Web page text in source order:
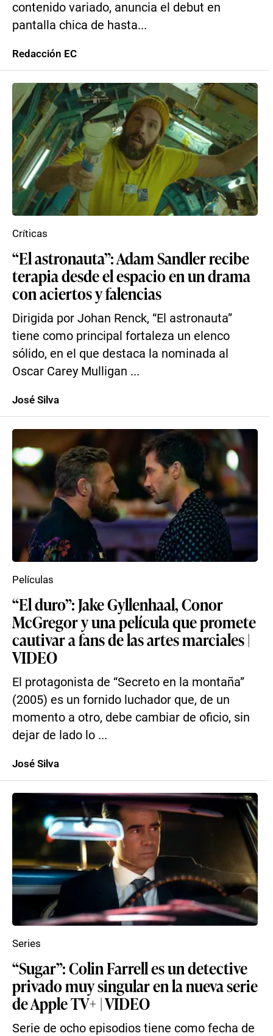
contenido variado, anuncia el debut en
pantalla chica de hasta...
Redacción EC
“El astronauta”: Adam Sandler recibe
terapia desde el espacio en un drama
con aciertos y falencias
Dirigida por Johan Renck, “El astronauta”
tiene como principal fortaleza un elenco
sólido, en el que destaca la nominada al
Oscar Carey Mulligan ...
Críticas
José Silva
“El duro”: Jake Gyllenhaal, Conor
McGregor y una película que promete
cautivar a fans de las artes marciales |
VIDEO
El protagonista de “Secreto en la montaña”
(2005) es un fornido luchador que, de un
momento a otro, debe cambiar de oficio, sin
dejar de lado lo ...
Películas
José Silva
“Sugar”: Colin Farrell es un detective
privado muy singular en la nueva serie
de Apple TV+ | VIDEO
Serie de ocho episodios tiene como fecha de
Series